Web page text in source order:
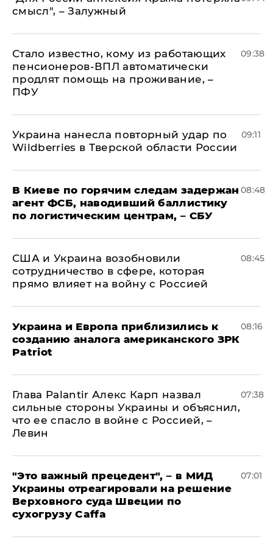
смысл", – Залужный
Стало известно, кому из работающих
пенсионеров-ВПЛ автоматически
продлят помощь на проживание, –
ПФУ
09:38
Украина нанесла повторный удар по
Wildberries в Тверской области России
09:11
В Киеве по горячим следам задержан
агент ФСБ, наводивший баллистику
по логистическим центрам, – СБУ
08:48
США и Украина возобновили
сотрудничество в сфере, которая
прямо влияет на войну с Россией
08:45
Украина и Европа приблизились к
созданию аналога американского ЗРК
Patriot
08:16
Глава Palantir Алекс Карп назвал
сильные стороны Украины и объяснил,
что ее спасло в войне с Россией, –
Левин
07:38
"Это важный прецедент", – в МИД
Украины отреагировали на решение
Верховного суда Швеции по
сухогрузу Caffa
07:01